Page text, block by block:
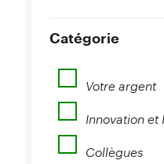
Catégorie
Votre argent
Innovation et
Collègues